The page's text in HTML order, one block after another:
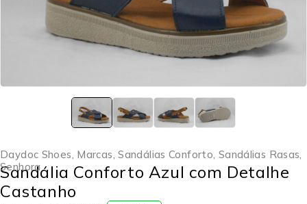
Daydoc Shoes, Marcas,Sandálias Conforto, Sandálias Rasas,
Senhora
Sandália Conforto Azul com Detalhe
Castanho